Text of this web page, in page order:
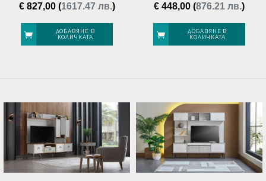
€827,00(1617.47 лв.)
ДОБАВЯНЕ В
КОЛИЧКАТА
€448,00(876.21 лв.)
ДОБАВЯНЕ В
КОЛИЧКАТА